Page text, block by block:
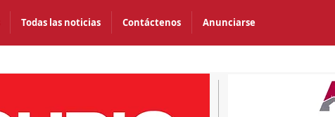
Todas las noticias Contáctenos Anunciarse